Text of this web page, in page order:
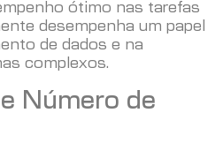
ótimo nas tarefas
desempenha um papel
de dados e na
complexos.
Número de